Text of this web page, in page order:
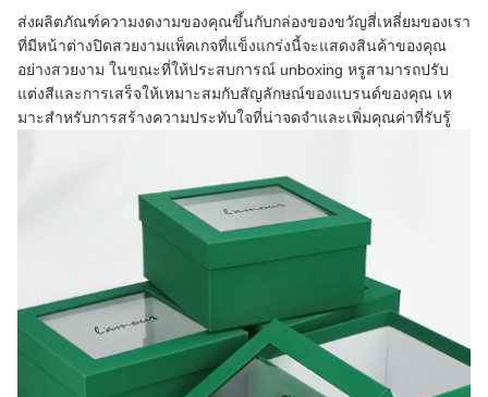
ส่งผลิตภัณฑ์ความงดงามของคุณขึ้นกับกล่องของขวัญสี่เหลี่ยมของเรา
ที่มีหน้าต่างปิดสวยงามแพ็คเกจที่แข็งแกร่งนี้จะแสดงสินค้าของคุณ
อย่างสวยงาม ในขณะที่ให้ประสบการณ์ unboxing หรูสามารถปรับ
แต่งสีและการเสร็จให้เหมาะสมกับสัญลักษณ์ของแบรนด์ของคุณ เห
มาะสําหรับการสร้างความประทับใจที่น่าจดจําและเพิ่มคุณค่าที่รับรู้